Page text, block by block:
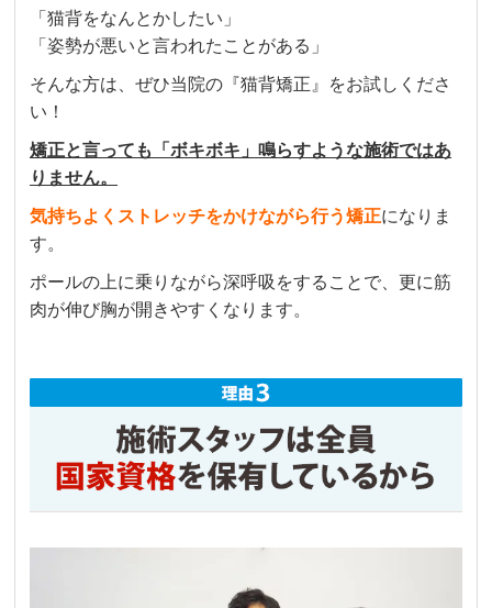
「猫背をなんとかしたい」
「姿勢が悪いと言われたことがある」
そんな方は、ぜひ当院の『猫背矯正』をお試しくださ
い！
矯正と言っても「ボキボキ」鳴らすような施術ではあ
りません。
気持ちよくストレッチをかけながら行う矯正になりま
す。
ポールの上に乗りながら深呼吸をすることで、更に筋
肉が伸び胸が開きやすくなります。